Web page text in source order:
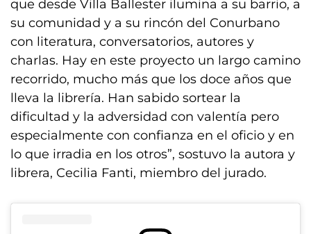
que desde Villa Ballester ilumina a su barrio, a
su comunidad y a su rincón del Conurbano
con literatura, conversatorios, autores y
charlas. Hay en este proyecto un largo camino
recorrido, mucho más que los doce años que
lleva la librería. Han sabido sortear la
dificultad y la adversidad con valentía pero
especialmente con confianza en el oficio y en
lo que irradia en los otros”, sostuvo la autora y
librera, Cecilia Fanti, miembro del jurado.